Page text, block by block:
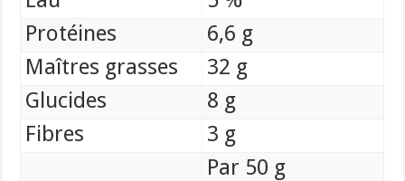
Protéines
6,6 g
Maîtres grasses
32 g
Glucides
8 g
Fibres
3 g
Par 50 g